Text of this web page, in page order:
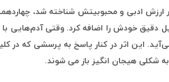
ادبی و محبوبیتش شناخته شد،
خودش را اضافه کرد. وقتی آدم‌هایی با
این اثر در کنار پاسخ به پرسشی که در
شکلی هیجان انگیز باز می شوند.